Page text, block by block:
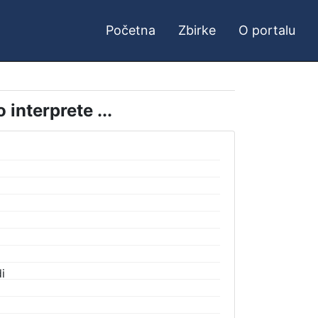
Početna Zbirke O portalu
interprete ...